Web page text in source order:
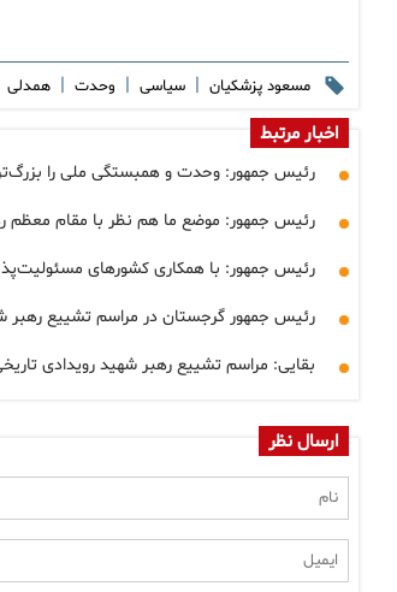
مسعود پزشکیان | سیاسی | وحدت | همدلی
اخبار مرتبط
رئیس جمهور: وحدت و همبستگی ملی را
رئیس جمهور: موضع ما هم نظر با مقام
رئیس جمهور: با همکاری کشورهای
رئیس جمهور گرجستان در مراسم تشییع رهبر
بقایی: مراسم تشییع رهبر شهید رویدادی
ارسال نظر